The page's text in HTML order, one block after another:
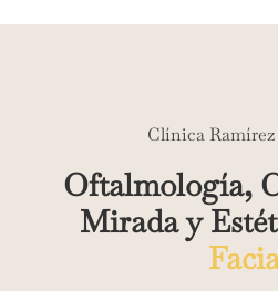
Clínica Ramírez
Oftalmología,
Mirada y